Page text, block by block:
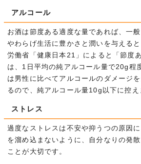
アルコール
お酒は節度ある適度な量であれば、一
やわらげ生活に豊かさと潤いを与える
労働省「健康日本21」によると「節度
は、1日平均の純アルコール量で20g程
は男性に比べてアルコールのダメージ
るので、純アルコール量10g以下に控え
ストレス
過度なストレスは不安や抑うつの原因
を溜め込まないように、自分なりの発
ことが大切です。